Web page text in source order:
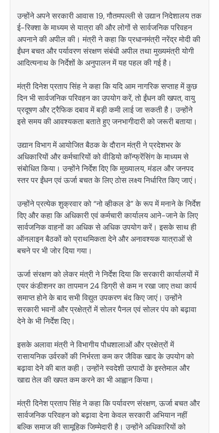
उन्होंने अपने सरकारी आवास 19, गौतमपल्ली से उद्यान निदेशालय तक
ई-रिक्शा के माध्यम से यात्रा की और लोगों से सार्वजनिक परिवहन
अपनाने की अपील की। मंत्री ने कहा कि प्रधानमंत्रीनरेंद्र मोदीकी
ईंधन बचत और पर्यावरण संरक्षण संबंधी अपील तथा मुख्यमंत्रीयोगी
आदित्यनाथके निर्देशों के अनुपालन में यह पहल की गई है।
मंत्री दिनेश प्रताप सिंह ने कहा कि यदि आम नागरिक सप्ताह में कुछ
दिन भी सार्वजनिक परिवहन का उपयोग करें, तो ईंधन की खपत, वायु
प्रदूषण और ट्रैफिक दबाव में बड़ी कमी लाई जा सकती है। उन्होंने
इसे समय की आवश्यकता बताते हुए जनभागीदारी को जरूरी बताया।
उद्यान विभाग में आयोजित बैठक के दौरान मंत्री ने प्रदेशभर के
अधिकारियों और कर्मचारियों को वीडियो कॉन्फ्रेंसिंग के माध्यम से
संबोधित किया। उन्होंने निर्देश दिए कि मुख्यालय, मंडल और जनपद
स्तर पर ईंधन एवं ऊर्जा बचत के लिए ठोस लक्ष्य निर्धारित किए जाएं।
उन्होंने प्रत्येक शुक्रवार को “नो व्हीकल डे” के रूप में मनाने के निर्देश
दिए और कहा कि अधिकारी एवं कर्मचारी कार्यालय आने-जाने के लिए
सार्वजनिक वाहनों का अधिक से अधिक उपयोग करें। इसके साथ ही
ऑनलाइन बैठकों को प्राथमिकता देने और अनावश्यक यात्राओं से
बचने पर भी जोर दिया गया।
ऊर्जा संरक्षण को लेकर मंत्री ने निर्देश दिया कि सरकारी कार्यालयों में
एयर कंडीशनर का तापमान 24 डिग्री से कम न रखा जाए तथा कार्य
समाप्त होने के बाद सभी विद्युत उपकरण बंद किए जाएं। उन्होंने
सरकारी भवनों और प्रक्षेत्रों में सोलर पैनल एवं सोलर पंप को बढ़ावा
देने के भी निर्देश दिए।
इसके अलावा मंत्री ने विभागीय पौधशालाओं और प्रक्षेत्रों में
रासायनिक उर्वरकों की निर्भरता कम कर जैविक खाद के उपयोग को
बढ़ावा देने की बात कही। उन्होंने स्वदेशी उत्पादों के इस्तेमाल और
खाद्य तेल की खपत कम करने का भी आह्वान किया।
मंत्री दिनेश प्रताप सिंह ने कहा कि पर्यावरण संरक्षण, ऊर्जा बचत और
सार्वजनिक परिवहन को बढ़ावा देना केवल सरकारी अभियान नहीं
बल्कि समाज की सामूहिक जिम्मेदारी है। उन्होंने अधिकारियों को